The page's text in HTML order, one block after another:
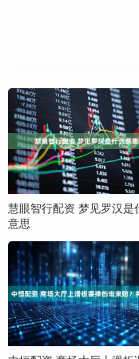
慧眼智行配资 梦见罗汉是
意思